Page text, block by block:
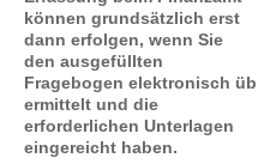
können grundsätzlich erst
dann erfolgen, wenn Sie
den ausgefüllten
Fragebogen elektronisch üb
ermittelt und die
erforderlichen Unterlagen
eingereicht haben.